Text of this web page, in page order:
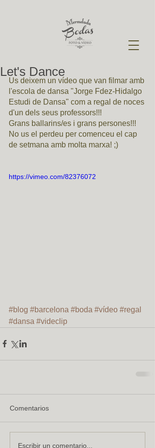
Let's Dance
Us deixem un vídeo que van filmar amb
l'escola de dansa "Jorge Fdez-Hidalgo
Estudi de Dansa" com a regal de noces
d'un dels seus professors!!!
Grans ballarins/es i grans persones!!!
No us el perdeu per comenceu el cap
de setmana amb molta marxa! ;)
https://vimeo.com/82376072
#blog #barcelona #boda #vídeo #regal
#dansa #videclip
Comentarios
Escribir un comentario...